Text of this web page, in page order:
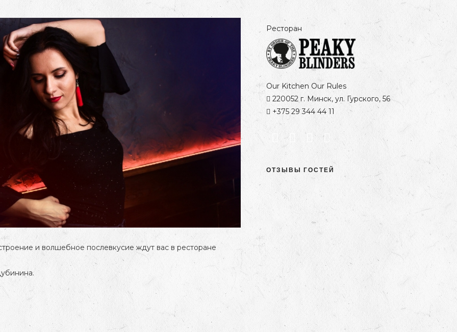
и волшебное послевкусие ждут вас в ресторане
Ресторан
Our Kitchen Our Rules
220052 г. Минск, ул. Гурского, 56
+375 29 344 44 11
ОТЗЫВЫ ГОСТЕЙ